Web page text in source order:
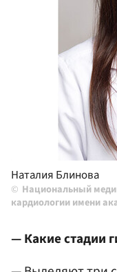
Наталия Блинова
Национальный
кардиологии имени
— Какие стадии